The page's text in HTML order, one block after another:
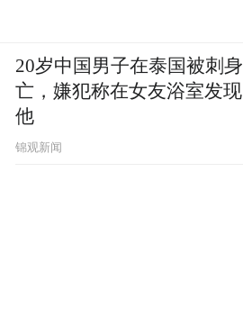
20岁中国男子在泰国被刺身
亡，嫌犯称在女友浴室发现
他
锦观新闻